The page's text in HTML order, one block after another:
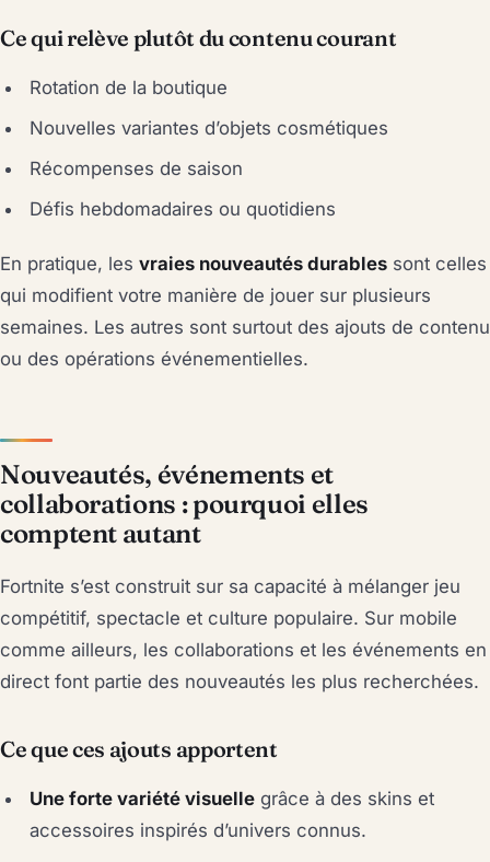
Ce qui relève plutôt du contenu courant
Rotation de la boutique
Nouvelles variantes d’objets cosmétiques
Récompenses de saison
Défis hebdomadaires ou quotidiens
En pratique, les vraies nouveautés durables sont celles
qui modifient votre manière de jouer sur plusieurs
semaines. Les autres sont surtout des ajouts de contenu
ou des opérations événementielles.
Nouveautés, événements et
collaborations : pourquoi elles
comptent autant
Fortnite s’est construit sur sa capacité à mélanger jeu
compétitif, spectacle et culture populaire. Sur mobile
comme ailleurs, les collaborations et les événements en
direct font partie des nouveautés les plus recherchées.
Ce que ces ajouts apportent
Une forte variété visuelle grâce à des skins et
accessoires inspirés d’univers connus.